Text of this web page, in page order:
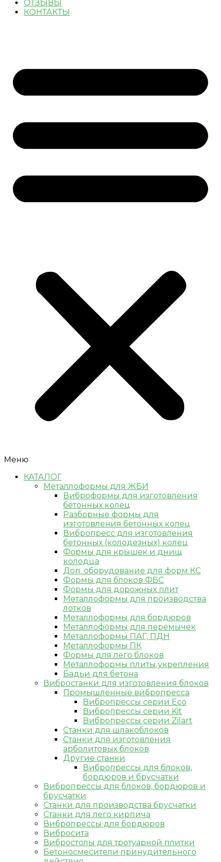
ОТЗЫВЫ
КОНТАКТЫ
Меню
КАТАЛОГ
Металлоформы для ЖБИ
Виброформы для изготовления
бетонных колец
Разборные формы для
изготовления бетонных колец
Вибропресс для изготовления
бетонных (колодезных) колец
Формы для крышек и днищ
колодца
Доп. оборудование для форм КС
Формы для блоков ФБС
Формы для дорожных плит
Металлоформы для производства
лотков
Металлоформы для бордюров
Металлоформы для перемычек
Металлоформы ПАГ, ПДН
Металлоформы ПК
Формы для лего блоков
Металлоформы плиты укрепления
Бадьи для бетона
Вибростанки для изготовления блоков
Промышленные вибропресса
Вибропрессы серии Eco
Вибропрессы серии Kit
Вибропрессы серии Zilart
Станки для шлакоблоков
Станки для изготовления
арболитовых блоков
Другие станки
Вибропрессы для блоков,
бордюров и брусчатки
Вибропрессы для блоков, бордюров и
брусчатки
Станки для производства брусчатки
Станки для лего кирпича
Вибропрессы для бордюров
Вибросита
Вибростолы для тротуарной плитки
Бетоносмесители принудительного